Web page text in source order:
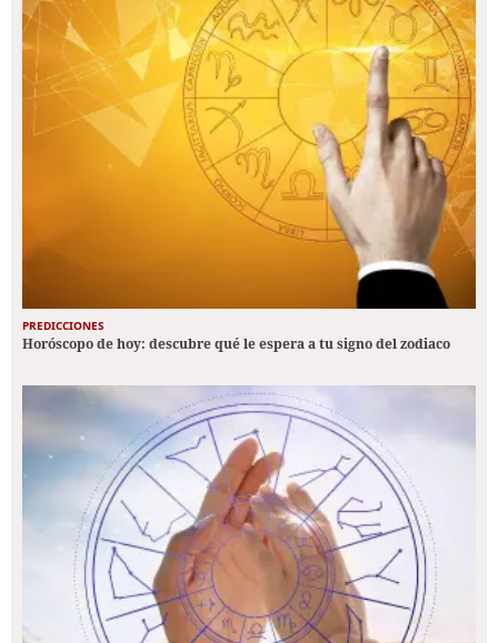
PREDICCIONES
Horóscopo de hoy: descubre qué le espera a tu signo del zodiaco